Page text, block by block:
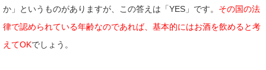
か」というものがありますが、この答えは「YES」です。 その国の法
律で認められている年齢なのであれば、基本的にはお酒を飲めると考
えてOKでしょう。